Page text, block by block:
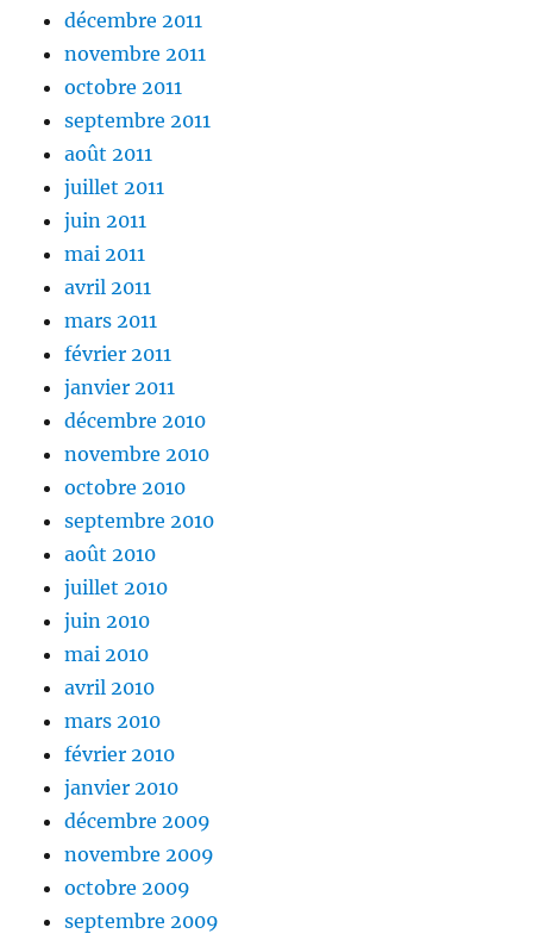
décembre 2011
novembre 2011
octobre 2011
septembre 2011
août 2011
juillet 2011
juin 2011
mai 2011
avril 2011
mars 2011
février 2011
janvier 2011
décembre 2010
novembre 2010
octobre 2010
septembre 2010
août 2010
juillet 2010
juin 2010
mai 2010
avril 2010
mars 2010
février 2010
janvier 2010
décembre 2009
novembre 2009
octobre 2009
septembre 2009